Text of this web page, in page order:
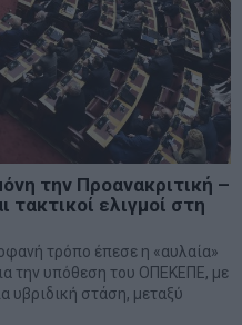
την Προανακριτική –
τακτικοί ελιγμοί στη
τρόπο έπεσε η «αυλαία»
την υπόθεση του ΟΠΕΚΕΠΕ, με
υβριδική στάση, μεταξύ